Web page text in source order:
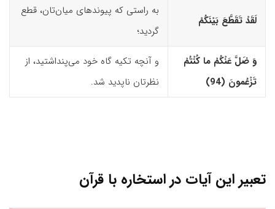
لَقَدْ تَقَطَّعَ بَیْنَکُمْ
به راستی که پیوندهای میان‌تان، قطع
گردید؛
وَ ضَلَّ عَنْکُمْ ما کُنْتُمْ
تَزْعُمونَ (94)‏
و آنچه تکیه ‌گاه خود می‌پنداشتید، از
نظرتان ناپدید شد.
تعبیر این آیات در استخاره با قرآن